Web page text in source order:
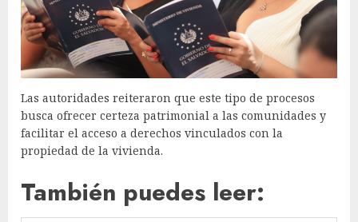
Las autoridades reiteraron que este tipo de procesos
busca ofrecer certeza patrimonial a las comunidades y
facilitar el acceso a derechos vinculados con la
propiedad de la vivienda.
También puedes leer: